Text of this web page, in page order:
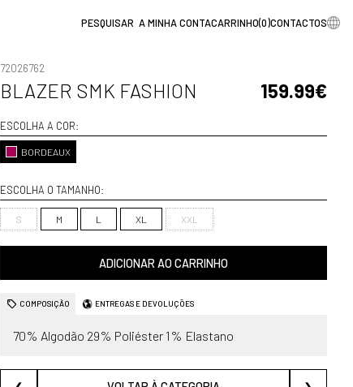
A MINHA CONTACARRINHO(0)CONTACTOS
72026762
BLAZER SMK FASHION 159.99€
ESCOLHA A COR:
BORDEAUX
ESCOLHA O TAMANHO:
S M L XL XXL
ADICIONAR AO CARRINHO
COMPOSIÇÃO ENTREGAS E DEVOLUÇÕES
70% Algodão 29% Poliéster 1% Elastano